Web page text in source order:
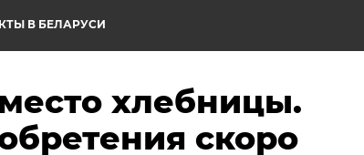
В БЕЛАРУСИ
хлебницы.
скоро